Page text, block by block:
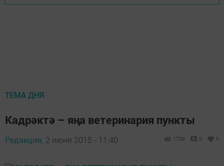
ТЕМА ДНЯ
Кадрәктә – яңа ветеринария пункты
Редакция, 2 июня 2015 - 11:40 1729 0 0